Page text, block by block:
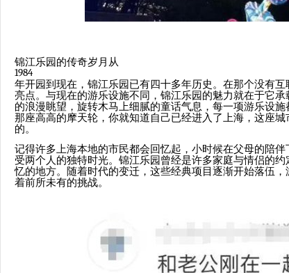
锦江乐园的传奇岁月从
1984
年开园到现在，锦江乐园已有四十多年历史。在那个没有
亮点。与现在的游乐设施不同，锦江乐园的魅力就在于它
的浪漫眺望，旋转木马上细腻的童话气息，每一项游乐设
那座高高的摩天轮，你就知道自己已经进入了上海，这座
的。
记得许多上海本地的市民都会回忆起，小时候在父母的陪
受两个人的独特时光。锦江乐园曾经是许多家庭与情侣的
忆的地方。随着时代的变迁，这些经典项目逐渐开始落伍
着前所未有的挑战。